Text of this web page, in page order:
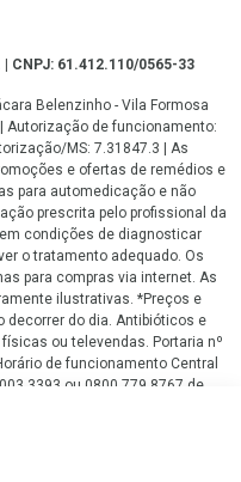
CNPJ: 61.412.110/0565-33
Belenzinho - Vila Formosa
Autorização de funcionamento:
MS: 7.31847.3 | As
e ofertas de remédios e
para automedicação e não
prescrita pelo profissional da
condições de diagnosticar
o tratamento adequado. Os
para compras via internet. As
ilustrativas. *Preços e
decorrer do dia. Antibióticos e
ou televendas. Portaria nº
de funcionamento Central
3393 ou 0800 779 8767 de